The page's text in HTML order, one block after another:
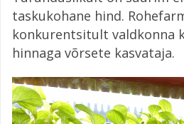
taskukohane hind.
konkurentsitult valdkonna
hinnaga võrsete kasvataja.